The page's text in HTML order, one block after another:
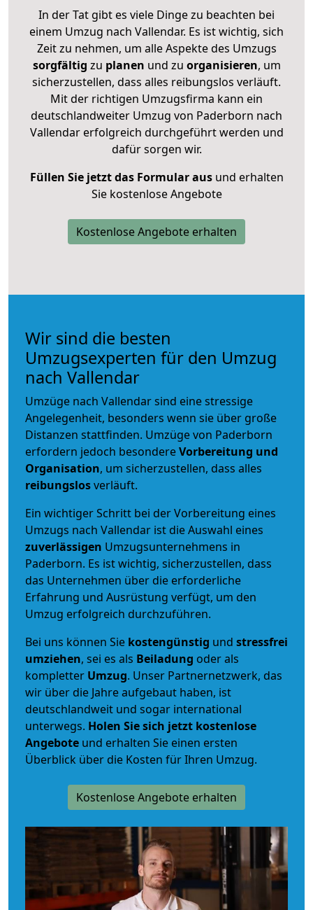
In der Tat gibt es viele Dinge zu beachten bei
einem Umzug nach Vallendar. Es ist wichtig, sich
Zeit zu nehmen, um alle Aspekte des Umzugs
sorgfältig zu planen und zu organisieren, um
sicherzustellen, dass alles reibungslos verläuft.
Mit der richtigen Umzugsfirma kann ein
deutschlandweiter Umzug von Paderborn nach
Vallendar erfolgreich durchgeführt werden und
dafür sorgen wir.
Füllen Sie jetzt das Formular ausund erhalten
Sie kostenlose Angebote
Kostenlose Angebote erhalten
Wir sind die besten
Umzugsexperten für den Umzug
nach Vallendar
Umzüge nach Vallendar sind eine stressige
Angelegenheit, besonders wenn sie über große
Distanzen stattfinden. Umzüge von Paderborn
erfordern jedoch besondereVorbereitung und
Organisation, um sicherzustellen, dass alles
reibungslosverläuft.
Ein wichtiger Schritt bei der Vorbereitung eines
Umzugs nach Vallendar ist die Auswahl eines
zuverlässigen Umzugsunternehmens in
Paderborn. Es ist wichtig, sicherzustellen, dass
das Unternehmen über die erforderliche
Erfahrung und Ausrüstung verfügt, um den
Umzug erfolgreich durchzuführen.
Bei uns können Sie kostengünstig und stressfrei
umziehen, sei es als Beiladung oder als
kompletter Umzug. Unser Partnernetzwerk, das
wir über die Jahre aufgebaut haben, ist
deutschlandweit und sogar international
unterwegs. Holen Sie sich jetzt kostenlose
Angebote und erhalten Sie einen ersten
Überblick über die Kosten für Ihren Umzug.
Kostenlose Angebote erhalten